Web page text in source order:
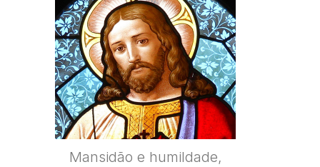
Mansidão e humildade,